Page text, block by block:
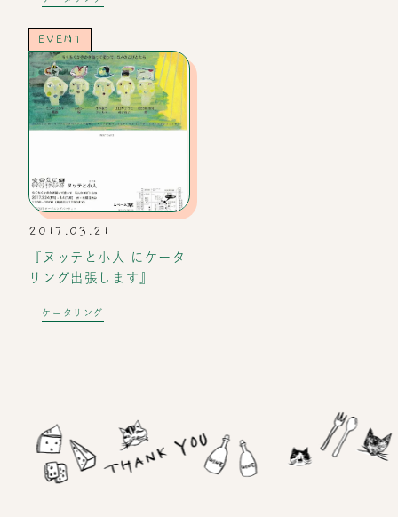
EVENT
2017.03.21
『ヌッテと小人 にケータ
リング出張します』
ケータリング